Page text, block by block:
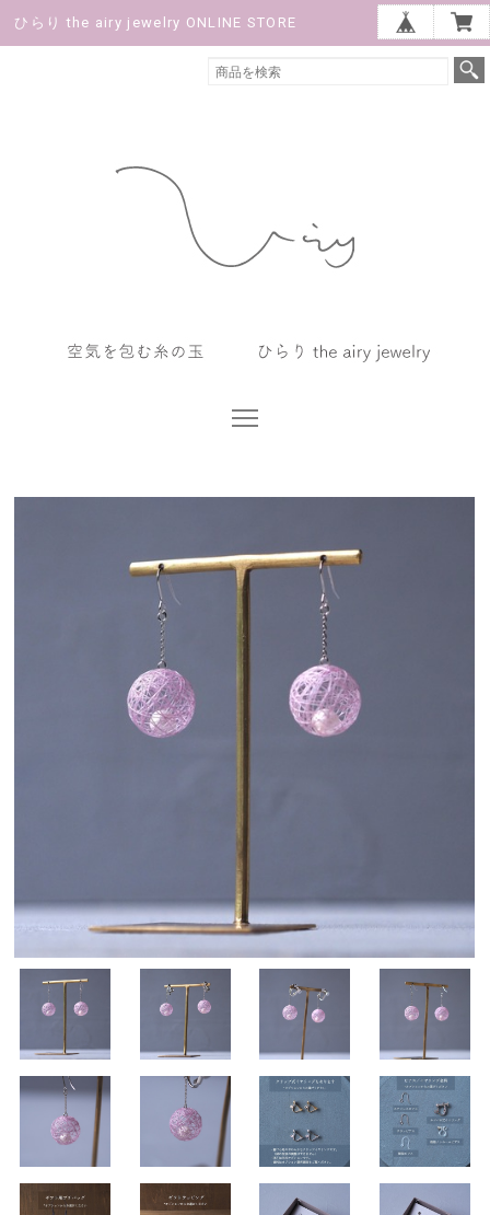
ひらり the airy jewelry ONLINE STORE